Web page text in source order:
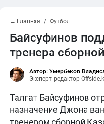
← Главная Футбол
Байсуфинов
тренера
Автор: Умербеков
Эксперт, редактор
Талгат Байсуфинов
назначение Джона